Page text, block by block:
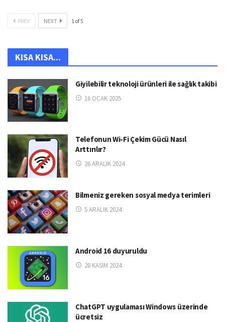
PREV NEXT 1 of5
KISA KISA...
Giyilebilir teknoloji ürünleri ile sağlık takibi
16 OCAK 2025
Telefonun Wi-Fi Çekim Gücü Nasıl
Arttırılır?
26 ARALIK 2024
Bilmeniz gereken sosyal medya terimleri
5 ARALIK 2024
Android 16 duyuruldu
28 KASIM 2024
ChatGPT uygulaması Windows üzerinde
ücretsiz